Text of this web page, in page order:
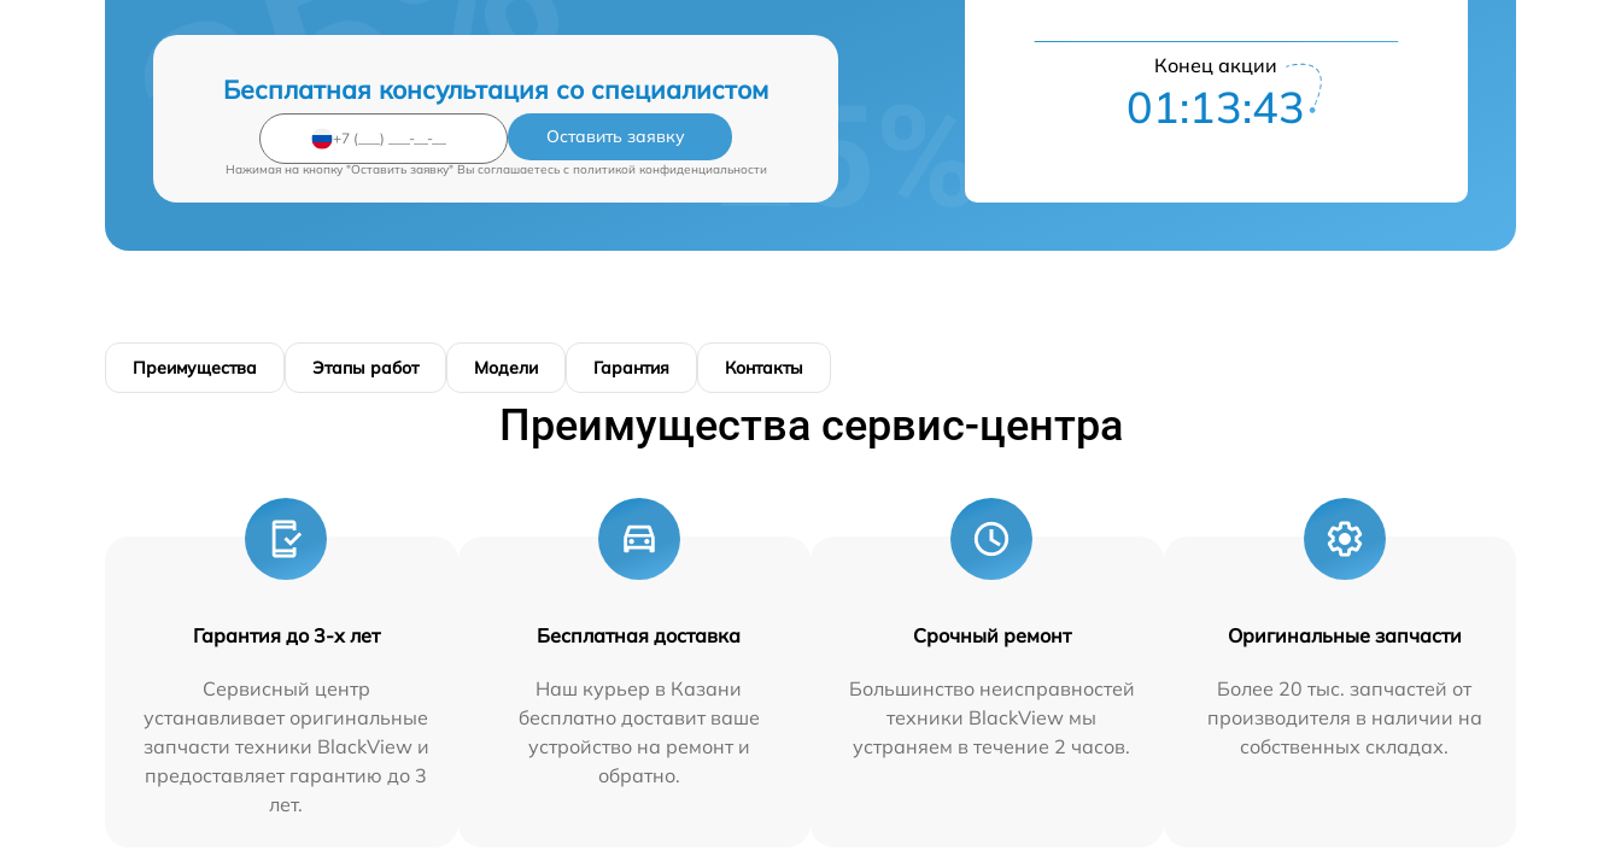
Бесплатная консультация со специалистом
Оставить заявку
Нажимая на кнопку "Оставить заявку" Вы соглашаетесь c политикой конфиденциальности
Конец акции
01:13:42
Преимущества Этапы работ Модели Гарантия Контакты
Преимущества сервис-центра
Гарантия до 3-х лет
Сервисный центр
устанавливает оригинальные
запчасти техники BlackView и
предоставляет гарантию до 3
лет.
Бесплатная доставка
Наш курьер в Казани
бесплатно доставит ваше
устройство на ремонт и
обратно.
Срочный ремонт
Большинство неисправностей
техники BlackView мы
устраняем в течение 2 часов.
Оригинальные запчасти
Более 20 тыс. запчастей от
производителя в наличии на
собственных складах.